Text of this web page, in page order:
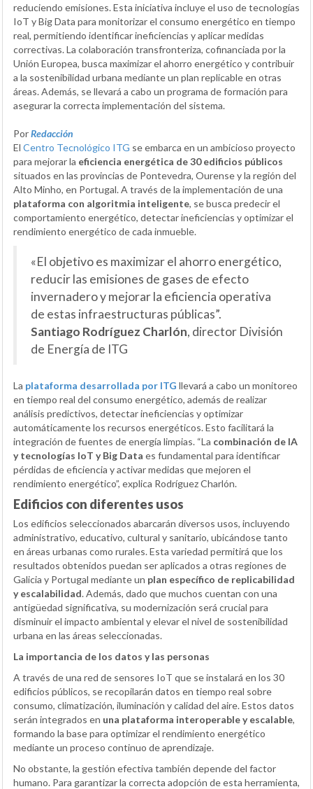
reduciendo emisiones. Esta iniciativa incluye el uso de tecnologías
IoT y Big Data para monitorizar el consumo energético en tiempo
real, permitiendo identificar ineficiencias y aplicar medidas
correctivas. La colaboración transfronteriza, cofinanciada por la
Unión Europea, busca maximizar el ahorro energético y contribuir
a la sostenibilidad urbana mediante un plan replicable en otras
áreas. Además, se llevará a cabo un programa de formación para
asegurar la correcta implementación del sistema.
PorRedacción
El Centro Tecnológico ITG se embarca en un ambicioso proyecto
para mejorar la eficiencia energética de 30 edificios públicos
situados en las provincias de Pontevedra, Ourense y la región del
Alto Minho, en Portugal. A través de la implementación de una
plataforma con algoritmia inteligente, se busca predecir el
comportamiento energético, detectar ineficiencias y optimizar el
rendimiento energético de cada inmueble.
«El objetivo es maximizar el ahorro energético,
reducir las emisiones de gases de efecto
invernadero y mejorar la eficiencia operativa
de estas infraestructuras públicas”.
Santiago Rodríguez Charlón, director División
de Energía de ITG
La plataforma desarrollada por ITG llevará a cabo un monitoreo
en tiempo real del consumo energético, además de realizar
análisis predictivos, detectar ineficiencias y optimizar
automáticamente los recursos energéticos. Esto facilitará la
integración de fuentes de energía limpias. “La combinación de IA
y tecnologías IoT y Big Data es fundamental para identificar
pérdidas de eficiencia y activar medidas que mejoren el
rendimiento energético”, explica Rodríguez Charlón.
Edificios con diferentes usos
Los edificios seleccionados abarcarán diversos usos, incluyendo
administrativo, educativo, cultural y sanitario, ubicándose tanto
en áreas urbanas como rurales. Esta variedad permitirá que los
resultados obtenidos puedan ser aplicados a otras regiones de
Galicia y Portugal mediante un plan específico de replicabilidad
y escalabilidad. Además, dado que muchos cuentan con una
antigüedad significativa, su modernización será crucial para
disminuir el impacto ambiental y elevar el nivel de sostenibilidad
urbana en las áreas seleccionadas.
La importancia de los datos y las personas
A través de una red de sensores IoT que se instalará en los 30
edificios públicos, se recopilarán datos en tiempo real sobre
consumo, climatización, iluminación y calidad del aire. Estos datos
serán integrados en una plataforma interoperable y escalable,
formando la base para optimizar el rendimiento energético
mediante un proceso continuo de aprendizaje.
No obstante, la gestión efectiva también depende del factor
humano. Para garantizar la correcta adopción de esta herramienta,